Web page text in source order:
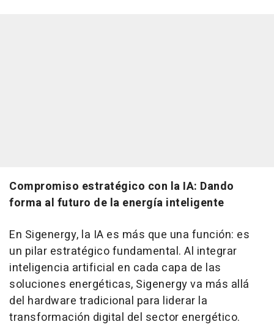
Compromiso estratégico con la IA: Dando
forma al futuro de la energía inteligente
En Sigenergy, la IA es más que una función: es
un pilar estratégico fundamental. Al integrar
inteligencia artificial en cada capa de las
soluciones energéticas, Sigenergy va más allá
del hardware tradicional para liderar la
transformación digital del sector energético.